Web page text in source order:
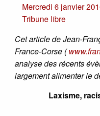
Mercredi 6 janvier
Tribune libre
Cet article de Jean-
France-Corse (
analyse des récents
largement alimenter le
Laxisme,